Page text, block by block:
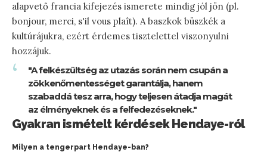
alapvető francia kifejezés ismerete mindig jól jön (pl.
bonjour, merci, s'il vous plaît). A baszkok büszkék a
kultúrájukra, ezért érdemes tisztelettel viszonyulni
hozzájuk.
"A felkészültség az utazás során nem csupán a
zökkenőmentességet garantálja, hanem
szabaddá tesz arra, hogy teljesen átadja magát
az élményeknek és a felfedezéseknek."
Gyakran ismételt kérdések Hendaye-ról
Milyen a tengerpart Hendaye-ban?